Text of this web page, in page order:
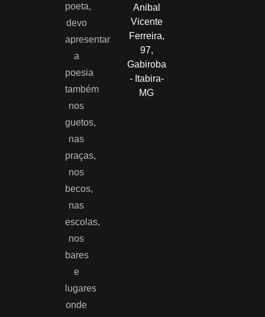
poeta,
devo
apresentar
a
poesia
também
nos
guetos,
nas
praças,
nos
becos,
nas
escolas,
nos
bares
e
lugares
onde
Anibal
Vicente
Ferreira,
97,
Gabiroba
- Itabira-
MG